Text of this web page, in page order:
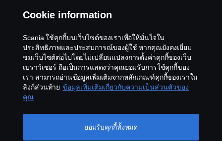
© Copyright Scania 2026 All rights reserved. Scania
CV AB
Cookie information
Scania ใช้คุกกี้บนเว็บไซต์ของเราเพื่อให้มั่นใจใน
ประสิทธิภาพและประสบการณ์ของผู้ใช้ หากคุณยังคงเยี่ยม
ชมเว็บไซต์ต่อไปโดยไม่เปลี่ยนแปลงการตั้งค่าคุกกี้ของเว็บ
เบราว์เซอร์ ถือเป็นการแสดงว่าคุณยอมรับการใช้คุกกี้ของ
เรา สามารถอ่านข้อมูลเพิ่มเติมจากหลักเกณฑ์คุกกี้ของเราใน
ลิงก์ส่วนท้าย ข้อมูลเพิ่มเติมเกี่ยวกับความเป็นส่วนตัวของ
คุณ
ยอมรับคุกกี้ทั้งหมด